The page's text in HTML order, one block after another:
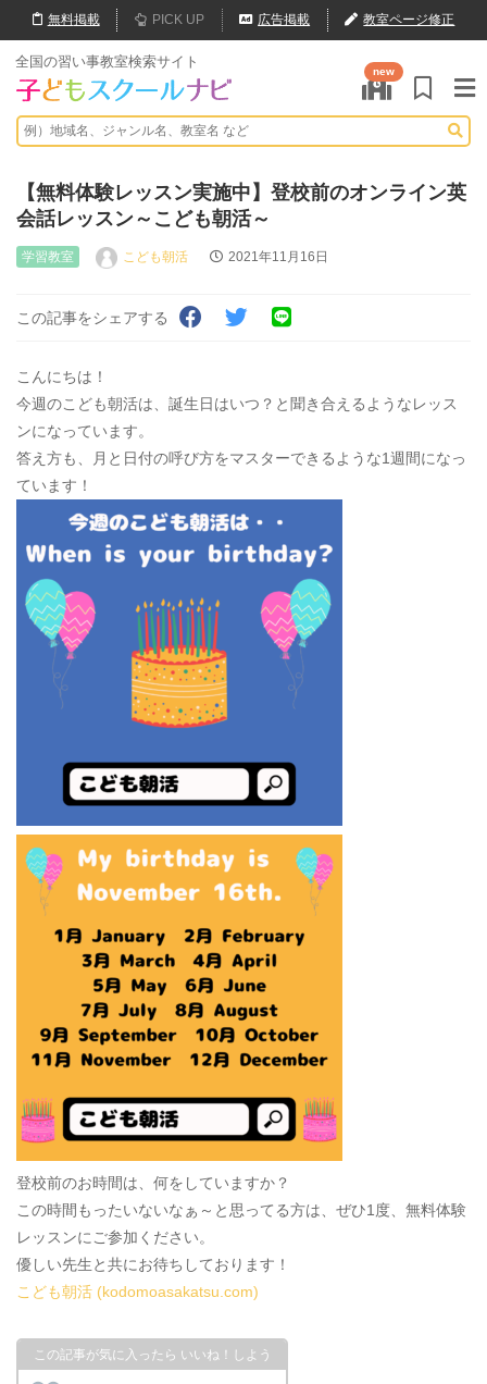
無料掲載 PICK UP 広告掲載 教室ページ修正
全国の習い事教室検索サイト
new
【無料体験レッスン実施中】登校前のオンライン英
会話レッスン～こども朝活～
学習教室 こども朝活 2021年11月16日
この記事をシェアする
こんにちは！
今週のこども朝活は、誕生日はいつ？と聞き合えるようなレッス
ンになっています。
答え方も、月と日付の呼び方をマスターできるような1週間になっ
ています！
登校前のお時間は、何をしていますか？
この時間もったいないなぁ～と思ってる方は、ぜひ1度、無料体験
レッスンにご参加ください。
優しい先生と共にお待ちしております！
こども朝活 (kodomoasakatsu.com)